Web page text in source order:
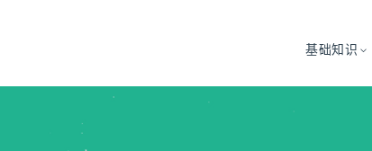
基础知识